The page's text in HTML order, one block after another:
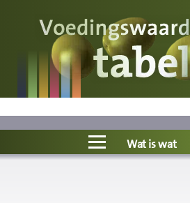
Voedingswaarde
Wat is wat?
Ons voedsel
Wat is wat